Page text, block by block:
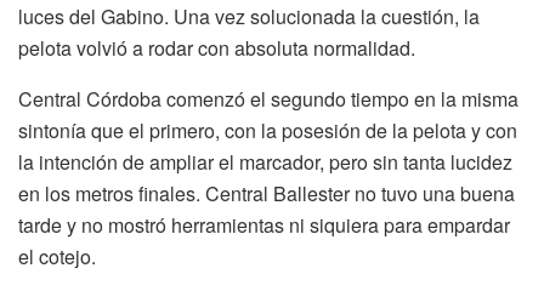
luces del Gabino. Una vez solucionada la cuestión, la
pelota volvió a rodar con absoluta normalidad.
Central Córdoba comenzó el segundo tiempo en la misma
sintonía que el primero, con la posesión de la pelota y con
la intención de ampliar el marcador, pero sin tanta lucidez
en los metros finales. Central Ballester no tuvo una buena
tarde y no mostró herramientas ni siquiera para empardar
el cotejo.